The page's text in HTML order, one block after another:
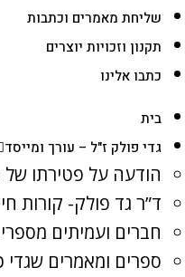
שליחת מאמרים וכתבות
תקנון וזכויות יוצרים
כתבו אלינו
בית
גדי פולק ז"ל – עורך ומייסד
הודעה על פטירתו של
ד”ר גד פולק- קורות
חברים ועמיתים
ספרים ומאמרים